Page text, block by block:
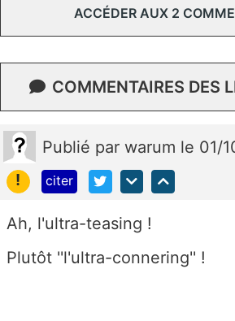
ACCÉDER AUX 2
COMMENTAIRES DES
Publié par warum le 01/
!
citer
Ah, l'ultra-teasing !
Plutôt ''l'ultra-connering'' !